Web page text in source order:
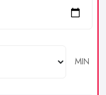
MIN